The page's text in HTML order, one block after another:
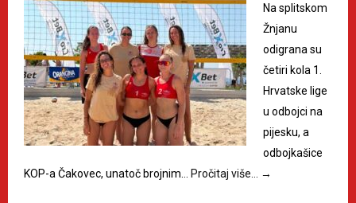
Na splitskom
Žnjanu
odigrana su
četiri kola 1.
Hrvatske lige
u odbojci na
pijesku, a
odbojkašice
KOP-a Čakovec, unatoč brojnim… Pročitaj više… →